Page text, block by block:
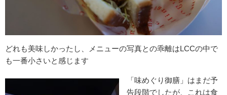
どれも美味しかったし、メニューの写真との乖離はLCCの中で
も一番小さいと感じます
「味めぐり御膳」はまだ予
告段階でしたが、これは食